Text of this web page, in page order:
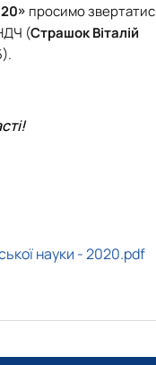
просимо
(Страшок Віталій
науки - 2020.pdf